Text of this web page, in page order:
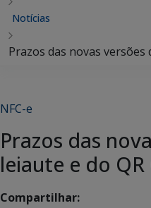
Notícias
Prazos das novas versões
NFC-e
Prazos das
leiaute e do QR
Compartilhar: